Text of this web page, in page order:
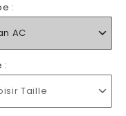
:
AC
:
Taille